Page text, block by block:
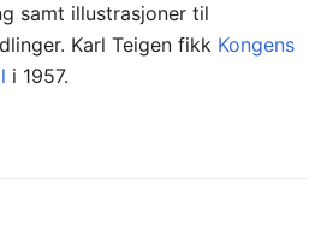
samt illustrasjoner til
Karl Teigen fikk Kongens
i 1957.